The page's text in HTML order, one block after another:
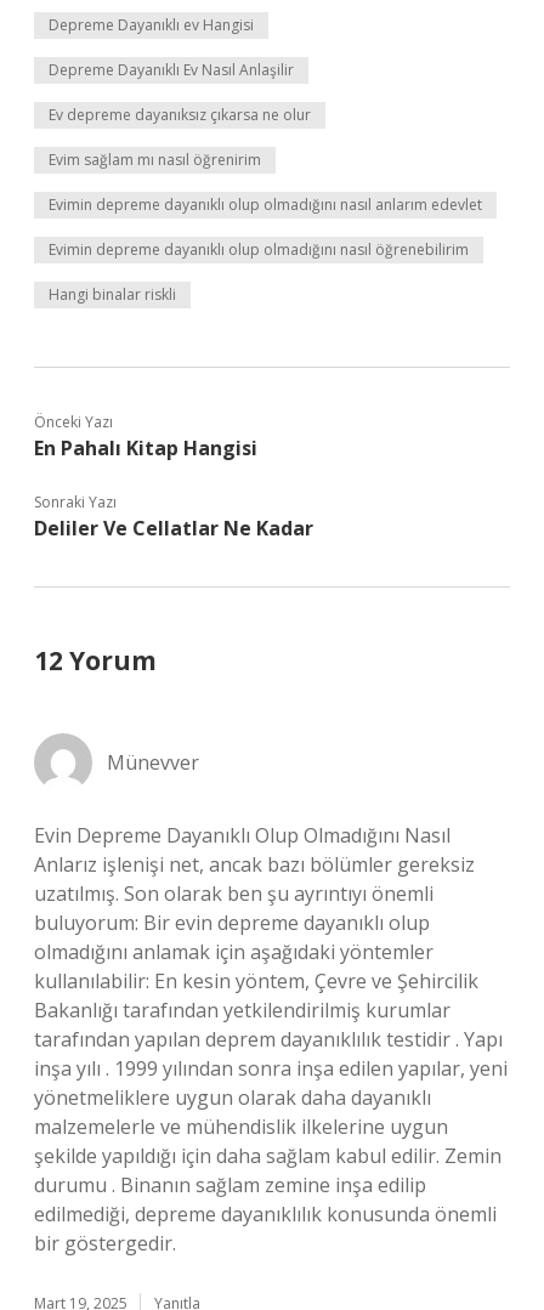
Depreme Dayanıklı ev Hangisi
Depreme Dayanıklı Ev Nasıl Anlaşilir
Ev depreme dayanıksız çıkarsa ne olur
Evim sağlam mı nasıl öğrenirim
Evimin depreme dayanıklı olup olmadığını nasıl anlarım edevlet
Evimin depreme dayanıklı olup olmadığını nasıl öğrenebilirim
Hangi binalar riskli
Önceki Yazı
En Pahalı Kitap Hangisi
Sonraki Yazı
Deliler Ve Cellatlar Ne Kadar
12 Yorum
Münevver
Evin Depreme Dayanıklı Olup Olmadığını Nasıl
Anlarız işlenişi net, ancak bazı bölümler gereksiz
uzatılmış. Son olarak ben şu ayrıntıyı önemli
buluyorum: Bir evin depreme dayanıklı olup
olmadığını anlamak için aşağıdaki yöntemler
kullanılabilir: En kesin yöntem, Çevre ve Şehircilik
Bakanlığı tarafından yetkilendirilmiş kurumlar
tarafından yapılan deprem dayanıklılık testidir . Yapı
inşa yılı . 1999 yılından sonra inşa edilen yapılar, yeni
yönetmeliklere uygun olarak daha dayanıklı
malzemelerle ve mühendislik ilkelerine uygun
şekilde yapıldığı için daha sağlam kabul edilir. Zemin
durumu . Binanın sağlam zemine inşa edilip
edilmediği, depreme dayanıklılık konusunda önemli
bir göstergedir.
Mart 19, 2025 Yanıtla